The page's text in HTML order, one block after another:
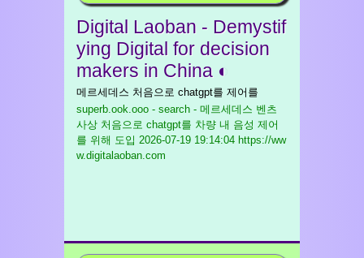
Digital Laoban - Demystif
ying Digital for decision
makers in China ◐
메르세데스 처음으로 chatgpt를 제어를
superb.ook.ooo - search - 메르세데스 벤츠
사상 처음으로 chatgpt를 차량 내 음성 제어
를 위해 도입 2026-07-19 19:14:04 https://ww
w.digitalaoban.com